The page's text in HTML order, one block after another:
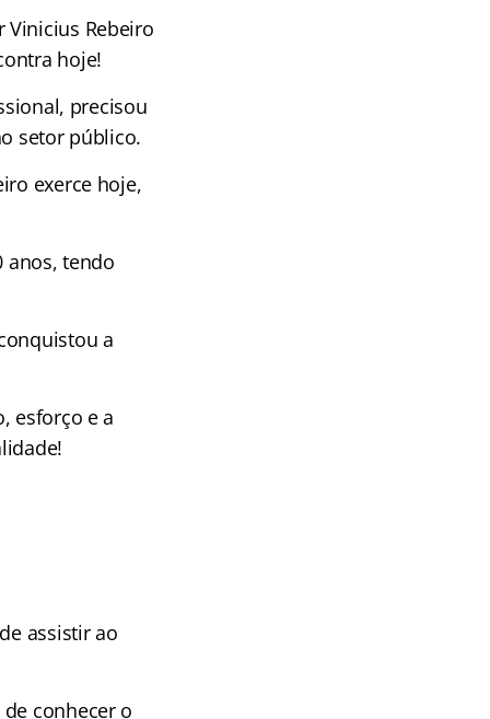
Rebeiro
hoje!
precisou
setor público.
exerce hoje,
anos, tendo
a
esforço e a
assistir ao
conhecer o